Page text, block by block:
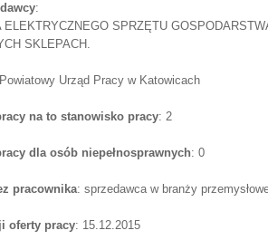
:
SPRZĘTU
SKLEPACH.
Urząd Pracy w Katowicach
na to stanowisko pracy: 2
dla osób niepełnosprawnych: 0
pracownika: sprzedawca w branży
oferty pracy: 15.12.2015